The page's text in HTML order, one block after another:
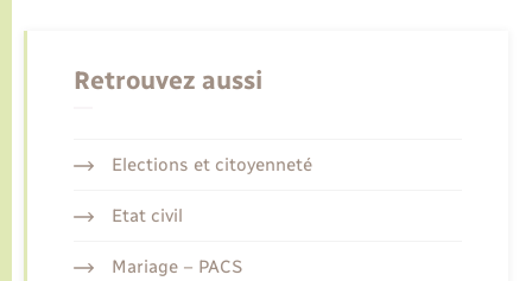
Retrouvez aussi
Elections et citoyenneté
Etat civil
Mariage – PACS